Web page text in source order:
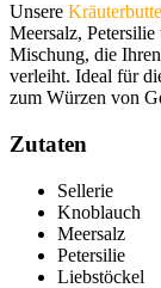
Unsere
Meersalz,
Mischung, die
verleiht. Ideal für
zum Würzen von
Zutaten
Sellerie
Knoblauch
Meersalz
Petersilie
Liebstöckel